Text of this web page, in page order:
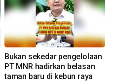
Bukan sekedar pengelolaan
PT MNR hadirkan belasan
taman baru di kebun raya